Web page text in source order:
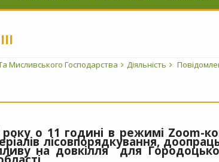
Мисливського Господарства Діяльність
о 11 годині в режимі Zoom-
лісовпорядкування,
на довкілля для